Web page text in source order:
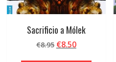
Sacrificio a Mólek
€8.95 El
€8.50El